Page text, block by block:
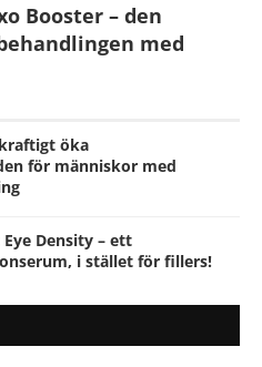
Booster – den
med
öka
för människor med
Density – ett
i stället för fillers!